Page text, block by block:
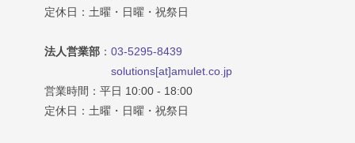
定休日：土曜・日曜・祝祭日
法人営業部 ： 03-5295-8439
solutions[at]amulet.co.jp
営業時間：平日 10:00 - 18:00
定休日：土曜・日曜・祝祭日